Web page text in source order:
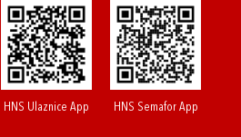
HNS Ulaznice App HNS Semafor App